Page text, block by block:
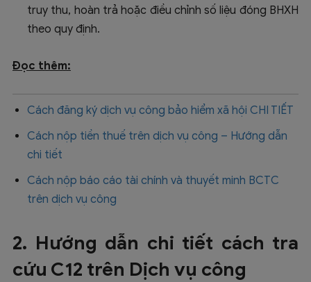
truy thu, hoàn trả hoặc điều chỉnh số liệu đóng BHXH
theo quy định.
Đọc thêm:
Cách đăng ký dịch vụ công bảo hiểm xã hội CHI TIẾT
Cách nộp tiền thuế trên dịch vụ công – Hướng dẫn
chi tiết
Cách nộp báo cáo tài chính và thuyết minh BCTC
trên dịch vụ công
2. Hướng dẫn chi tiết cách tra
cứu C12 trên Dịch vụ công